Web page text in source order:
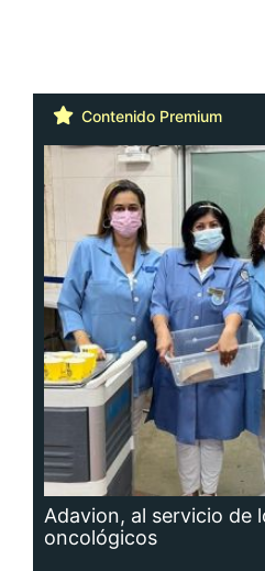
Contenido Premium
Adavion, al servicio de
oncológicos